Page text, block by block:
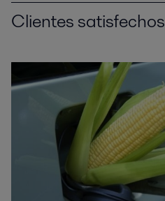
Clientes satisfechos